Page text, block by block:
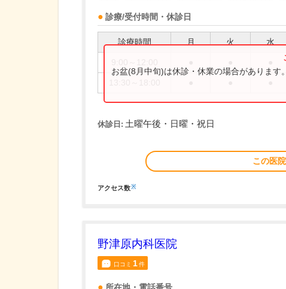
診療/受付時間・休診日
診療時間 月 火 水
お盆(8月中旬)は休診・休業の場合があります
休診日: 土曜午後・日曜・祝日
この医
アクセス数※
野津原内科医院
口コミ 1件